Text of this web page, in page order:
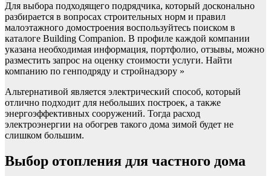
Для выбора подходящего подрядчика, который досконально
разбирается в вопросах строительных норм и правил
малоэтажного домостроения воспользуйтесь поиском в
каталоге Building Companion. В профиле каждой компании
указана необходимая информация, портфолио, отзывы, можно
разместить запрос на оценку стоимости услуги. Найти
компанию по генподряду и стройнадзору »
Альтернативой является электрический способ, который
отлично подходит для небольших построек, а также
энергоэффективных сооружений. Тогда расход
электроэнергии на обогрев такого дома зимой будет не
слишком большим.
Выбор отопления для частного дома